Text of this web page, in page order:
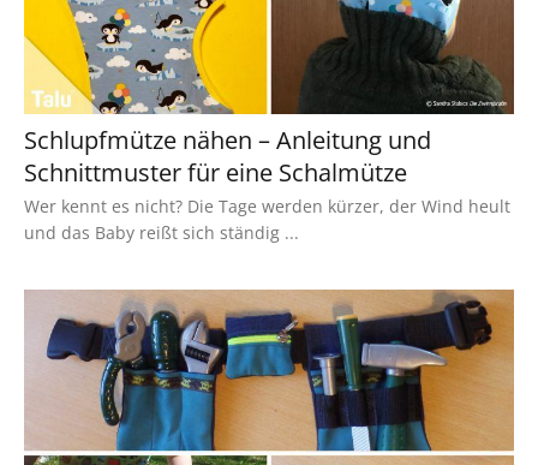
Schlupfmütze nähen – Anleitung und
Schnittmuster für eine Schalmütze
Wer kennt es nicht? Die Tage werden kürzer, der Wind heult
und das Baby reißt sich ständig ...